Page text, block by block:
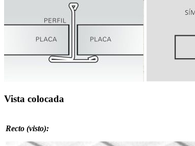
Vista colocada
Recto (visto):